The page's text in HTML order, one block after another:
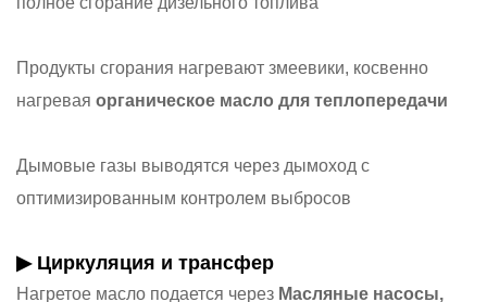
Продукты сгорания нагревают змеевики, косвенно
нагревая органическое масло для теплопередачи
Дымовые газы выводятся через дымоход с
оптимизированным контролем выбросов
▶ Циркуляция и трансфер
Нагретое масло подается через Масляные насосы,